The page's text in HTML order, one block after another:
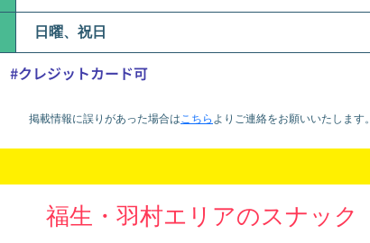
日曜、祝日
#クレジットカード可
掲載情報に誤りがあった場合はこちら より ご連絡をお願いいたします。
福生・羽村エリアのスナック